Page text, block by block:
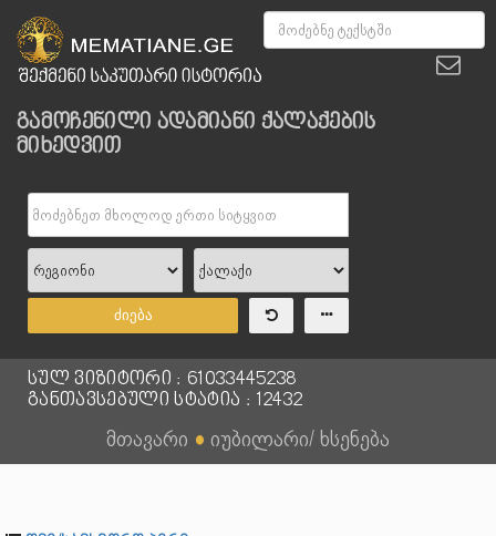
გამოჩენილი ადამიანი ქალაქების
მიხედვით
ძიება
სულ ვიზიტორი : 61033445238
განთავსებული სტატია : 12432
მთავარი ● იუბილარი/ ხსენება